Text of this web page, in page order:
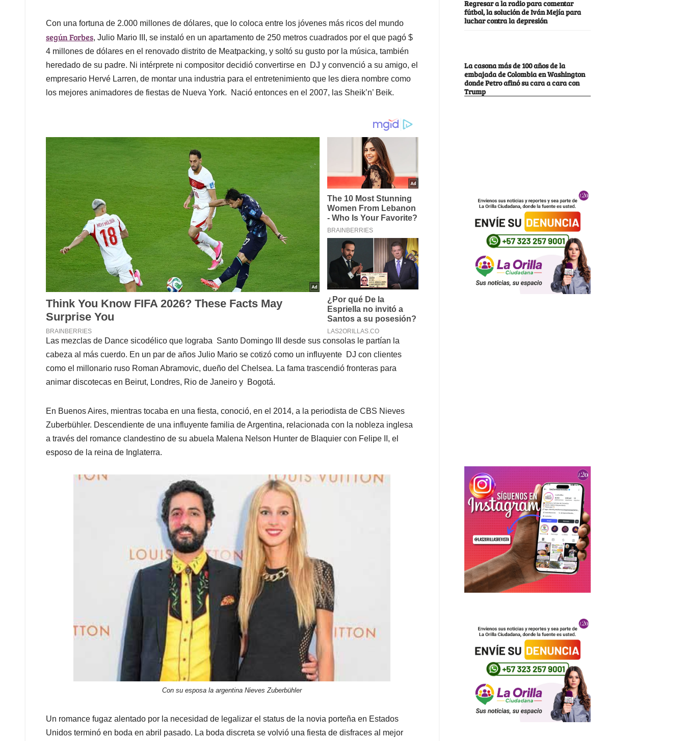
Con una fortuna de 2.000 millones de dólares, que lo coloca entre los jóvenes más ricos del mundo
según Forbes, Julio Mario III, se instaló en un apartamento de 250 metros cuadrados por el que pagó $
4 millones de dólares en el renovado distrito de Meatpacking, y soltó su gusto por la música, también
heredado de su padre. Ni intérprete ni compositor decidió convertirse en DJ y convenció a su amigo, el
empresario Hervé Larren, de montar una industria para el entretenimiento que les diera nombre como
los mejores animadores de fiestas de Nueva York. Nació entonces en el 2007, las Sheik’n’ Beik.
Las mezclas de Dance sicodélico que lograba Santo Domingo III desde sus consolas le partían la
cabeza al más cuerdo. En un par de años Julio Mario se cotizó como un influyente DJ con clientes
como el millonario ruso Roman Abramovic, dueño del Chelsea. La fama trascendió fronteras para
animar discotecas en Beirut, Londres, Rio de Janeiro y Bogotá.
En Buenos Aires, mientras tocaba en una fiesta, conoció, en el 2014, a la periodista de CBS Nieves
Zuberbühler. Descendiente de una influyente familia de Argentina, relacionada con la nobleza inglesa
a través del romance clandestino de su abuela Malena Nelson Hunter de Blaquier con Felipe II, el
esposo de la reina de Inglaterra.
Con su esposa la argentina Nieves Zuberbühler
Un romance fugaz alentado por la necesidad de legalizar el status de la novia porteña en Estados
Unidos terminó en boda en abril pasado. La boda discreta se volvió una fiesta de disfraces al mejor
Regresar a la radio para comentar
fútbol, la solución de Iván Mejía para
luchar contra la depresión
La casona más de 100 años de la
embajada de Colombia en Washington
donde Petro afinó su cara a cara con
Trump